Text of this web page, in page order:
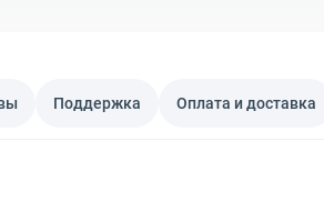
Поддержка Оплата и доставка